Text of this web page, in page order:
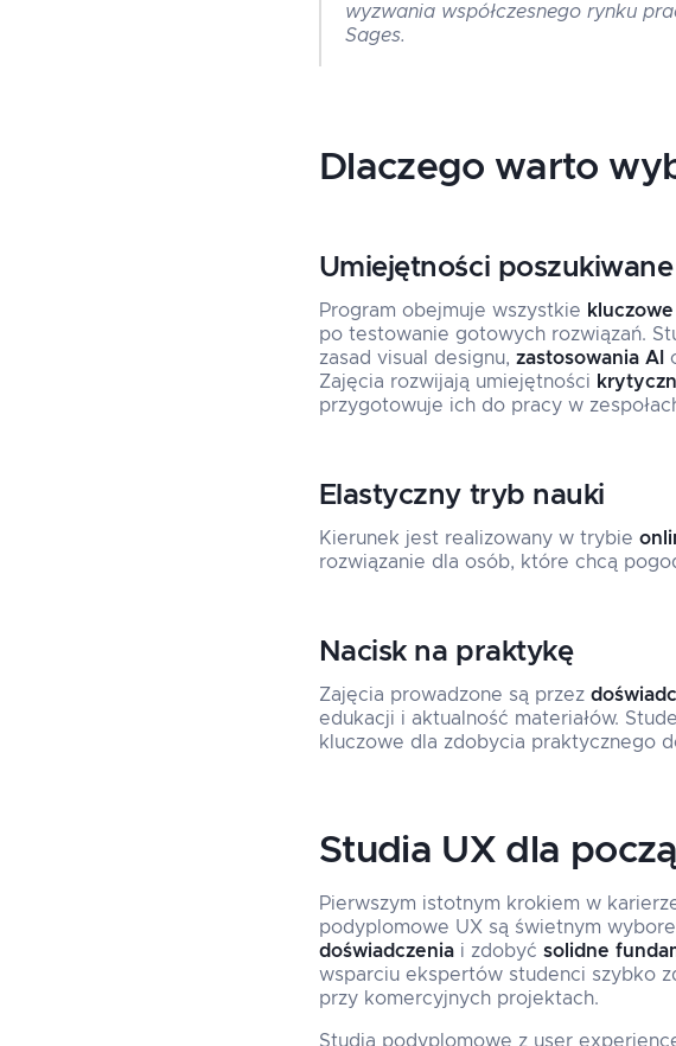
wyzwania współczesnego rynku
Sages.
Dlaczego warto
Umiejętności
Program obejmuje wszystkie
po testowanie gotowych rozwiązań.
zasad visual designu, zastosowania AI
Zajęcia rozwijają umiejętności
przygotowuje ich do pracy w
Elastyczny tryb nauki
Kierunek jest realizowany w trybie
rozwiązanie dla osób, które chcą
Nacisk na praktykę
Zajęcia prowadzone są przez
edukacji i aktualność materiałów.
kluczowe dla zdobycia praktycznego
Studia UX dla
Pierwszym istotnym krokiem w
podyplomowe UX są świetnym
doświadczeniai zdobyć solidne
wsparciu ekspertów studenci szybko
przy komercyjnych projektach.
Studia podyplomowe z user